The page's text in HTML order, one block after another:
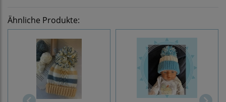
Ähnliche Produkte: